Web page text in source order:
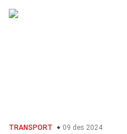
TRANSPORT 09 des 2024